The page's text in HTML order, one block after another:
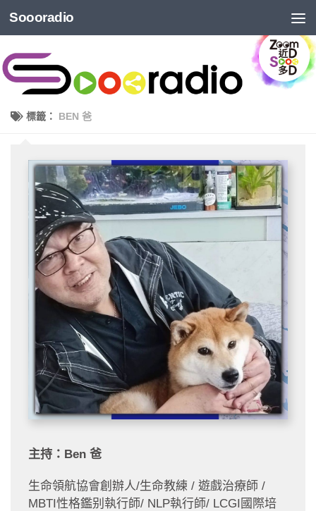
Soooradio
標籤： BEN 爸
主持：Ben 爸
生命領航協會創辦人/生命教練 / 遊戲治療師 /
MBTI性格鑑别執行師/ NLP執行師/ LCGI國際培